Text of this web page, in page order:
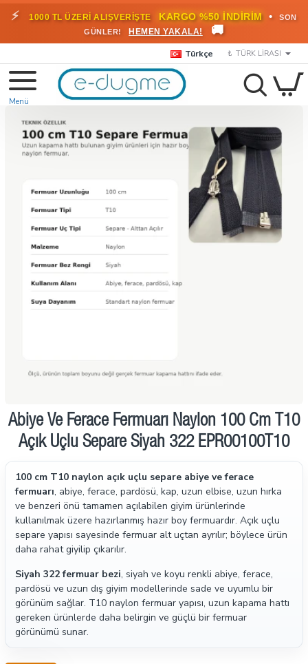
⚡ 1000 TL ÜZERİ ALIŞVERİŞTE KARGO %50 İNDİRİM •
SON
GÜNLER!
HEMEN YAKALA! 🚚
Türkçe ₺ TÜRK LIRASI
Abiye Ve Ferace Fermuarı Naylon 100 Cm T10
Açık Uçlu Separe Siyah 322 EPR00100T10
100 cm T10 naylon açık uçlu separe abiye ve ferace
fermuarı, abiye, ferace, pardösü, kap, uzun elbise, uzun hırka
ve benzeri önü tamamen açılabilen giyim ürünlerinde
kullanılmak üzere hazırlanmış hazır boy fermuardır. Açık uçlu
separe yapısı sayesinde fermuar alt uçtan ayrılır; böylece ürün
daha rahat giyilip çıkarılır.
Siyah 322 fermuar bezi, siyah ve koyu renkli abiye, ferace,
pardösü ve uzun dış giyim modellerinde sade ve uyumlu bir
görünüm sağlar. T10 naylon fermuar yapısı, uzun kapama hattı
gereken ürünlerde daha belirgin ve güçlü bir fermuar
görünümü sunar.